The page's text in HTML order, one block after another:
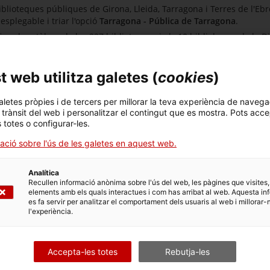
públiques de Girona, Lleida, Tarragona i Terres de
i triar l'opció Tarragona - Pública de Tarragona.
els catàlegs de les 227 biblioteques i els 10 bibliobusos de la
(BDP). Base de dades documental i gratuïta, actualitzada
i nacional) des de l'any 1997. La integren bàsicament
les notícies a text complet.
web utilitza galetes (cookies)
pròpies i de tercers per millorar la teva experiència de
del web i personalitzar el contingut que es mostra. Pots
totes o configurar-les.
sobre l'ús de les galetes en aquest web.
Analítica
Recullen informació anònima sobre l'ús del web, les pàgines que
elements amb els quals interactues i com has arribat al web. Aquesta
es fa servir per analitzar el comportament dels usuaris al web i millorar-
l'experiència.
Accepta-les totes Rebutja-les